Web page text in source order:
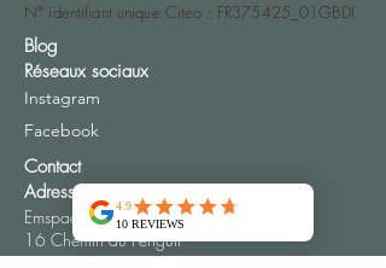
N° identifiant unique Citeo : FR375425_01GBDI
Blog
Réseaux sociaux
Instagram
Facebook
Contact
Adresse
Emspac Les Argiles du Soleil
16 Chemin du Périguil